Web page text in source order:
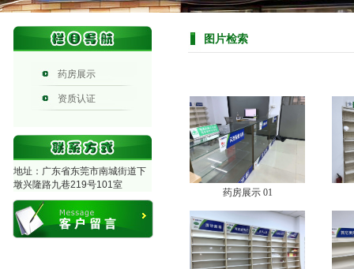
地址：广东省东莞市南城街道下
墩兴隆路九巷219号101室
图片检索
药房展示
资质认证
药房展示 01